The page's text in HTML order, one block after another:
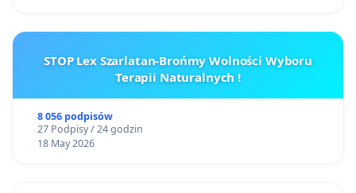
STOP Lex Szarlatan-Brońmy Wolności Wyboru
Terapii Naturalnych !
8 056 podpisów
27 Podpisy / 24 godzin
18 May 2026